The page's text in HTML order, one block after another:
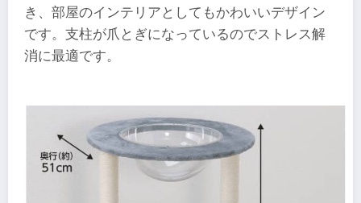
き、部屋のインテリアとしてもかわいいデザイン
です。支柱が爪とぎになっているのでストレス解
消に最適です。